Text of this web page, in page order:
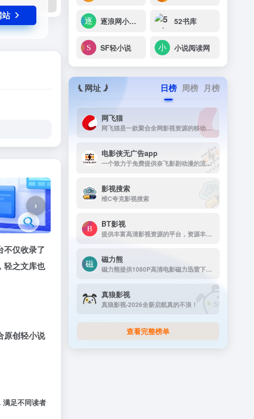
站
›
不仅收录了
轻之文库也
原创轻小说
满足不同读者
逐浪网小说网 52书库
SF轻小说 小说阅读网
网址 日榜 周榜 月榜
网飞猫
网飞猫是一款聚合全网影视资源的移动端播放应用，主打免费、高画...
电影侠无广告app
一个致力于免费提供奈飞影剧动漫的流媒体播放平台
影视搜索
维C夸克影视搜索
BT影视
提供丰富高清影视资源的平台，资源丰富，更新及时，画质高清，支持多终端下载，是影视爱好者的理想选择。
磁力熊
磁力熊提供1080P高清电影磁力迅雷下载,豆瓣Top250及豆瓣高分电影1080P高清磁力下载。
真狼影视
真狼影视-2026全新启航真的不浪！
查看完整榜单